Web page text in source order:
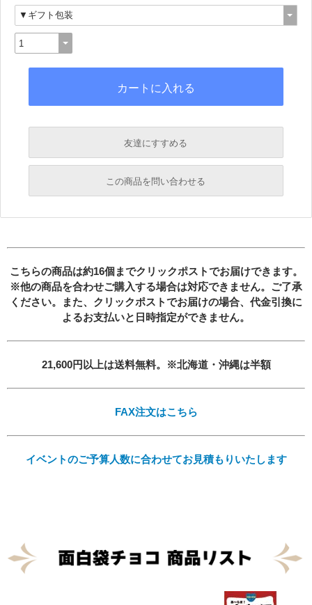
友達にすすめる
必須
この商品を問い合わせる
プライバシーポリシーを確認しました。
こちらの商品は約16個までクリックポストでお届けできます。
※他の商品を合わせご購入する場合は対応できません。ご了承
ください。また、クリックポストでお届けの場合、 代金引換に
よるお支払いと日時指定ができません。
21,600円以上は送料無料。※北海道・沖縄は半額
FAX注文はこちら
イベントのご予算人数に合わせてお見積もりいたします